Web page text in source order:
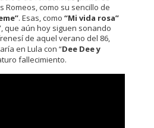
Romeos, como su sencillo de
. Esas, como “Mi vida rosa”
que aún hoy siguen sonando
de aquel verano del 86,
en Lula con “Dee Dee y
fallecimiento.